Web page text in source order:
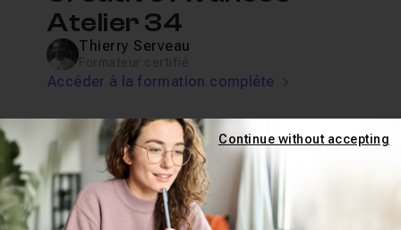
Atelier 34
Thierry Serveau
Accéder à la formation complète